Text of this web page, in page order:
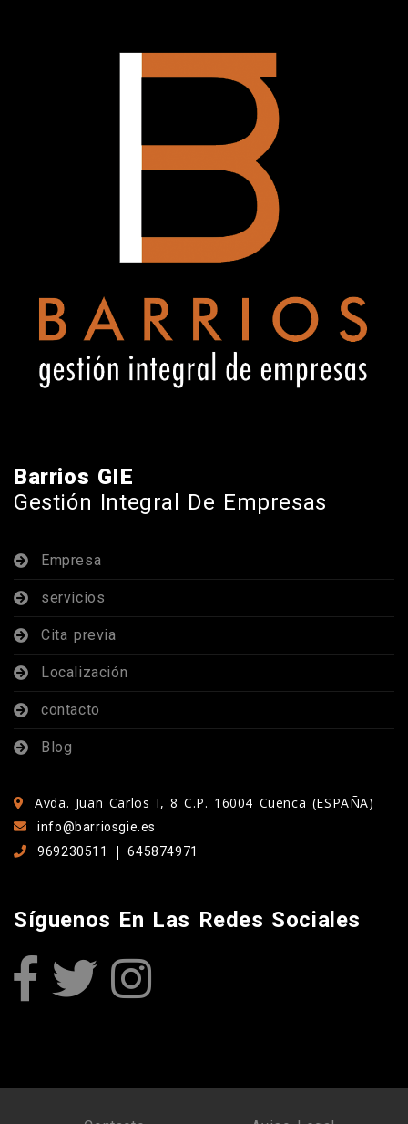
Barrios GIE
Gestión Integral De Empresas
Empresa
servicios
Cita previa
Localización
contacto
Blog
Avda. Juan Carlos I, 8 C.P. 16004 Cuenca (ESPAÑA)
info@barriosgie.es
969230511
|645874971
Síguenos En Las Redes Sociales